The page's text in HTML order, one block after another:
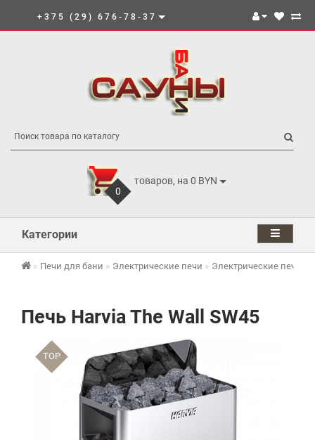
+375 (29) 676-78-37
0
товаров, на 0 BYN
Категории
Печи для бани Электрические печи Электрические печи
Печь Harvia The Wall SW45
TOP